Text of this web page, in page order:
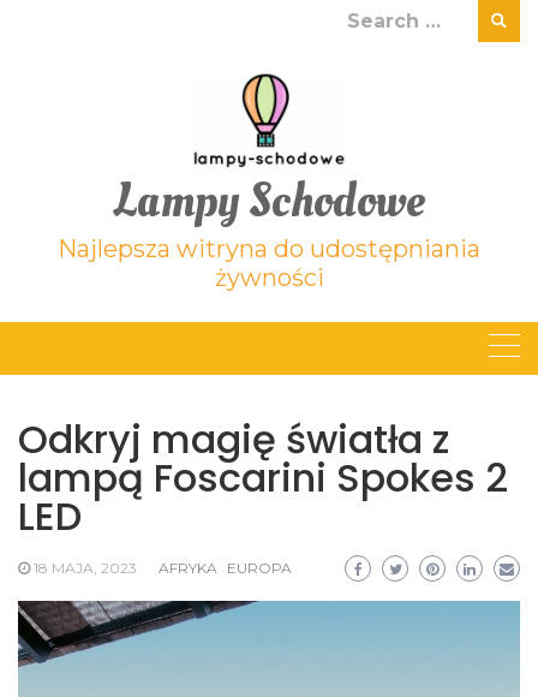
Search
Lampy Schodowe
Najlepsza witryna do udostępniania
żywności
Odkryj magię światła z
lampą Foscarini Spokes 2
LED
18 MAJA, 2023 AFRYKA EUROPA